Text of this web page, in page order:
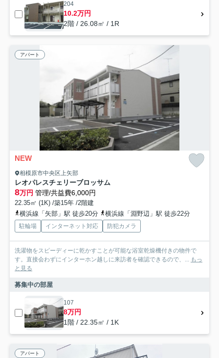
204
10.2万円
2階 / 26.08㎡ / 1R
アパート
NEW
相模原市中央区上矢部
レオパレスチェリーブロッサム
8万円 管理/共益費6,000円
22.35㎡ (1K) /築15年 /2階建
横浜線「矢部」駅 徒歩20分
横浜線「淵野辺」駅 徒歩22分
駐輪場 インターネット対応 防犯カメラ
洗濯物をスピーディーに乾かすことが可能な浴室乾燥機付きの物件で
す。直接会わずにインターホン越しに来訪者を確認できるので、... もっ
と見る
募集中の部屋
107
8万円
1階 / 22.35㎡ / 1K
アパート